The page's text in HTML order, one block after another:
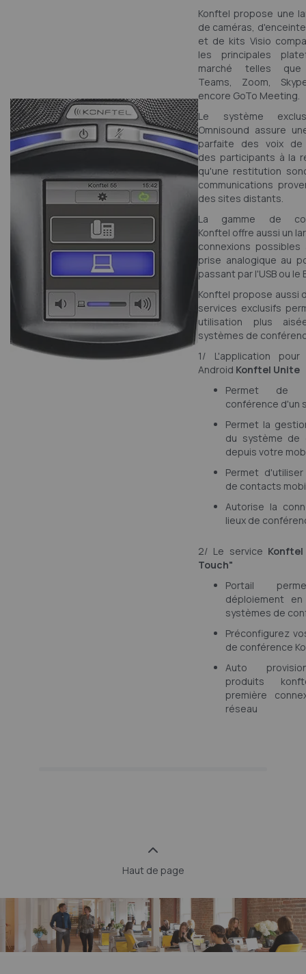
Konftel propose une
de caméras,
et de kits Visio
les principales
marché telles que
Teams, Zoom,
encore GoTo Meeting.
Le système
Omnisound assure
parfaite des voix de
des participants à la
qu'une restitution
communications
des sites distants.
La gamme de
Konftel offre aussi un
connexions possibles
prise analogique au
passant par l'USB ou le
Konftel propose aussi
services exclusifs
utilisation plus
systèmes de
1/ L'application
Android Konftel Unite
Permet de
conférence d'un
Permet la
du système de
depuis votre
Permet
de contacts
Autorise la
lieux de
2/ Le service
Touch"
Portail
déploiement
systèmes de
Préconfigurez
de conférence
Auto
produits
première
réseau
Haut de page